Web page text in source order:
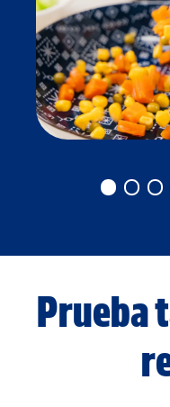
Prueba